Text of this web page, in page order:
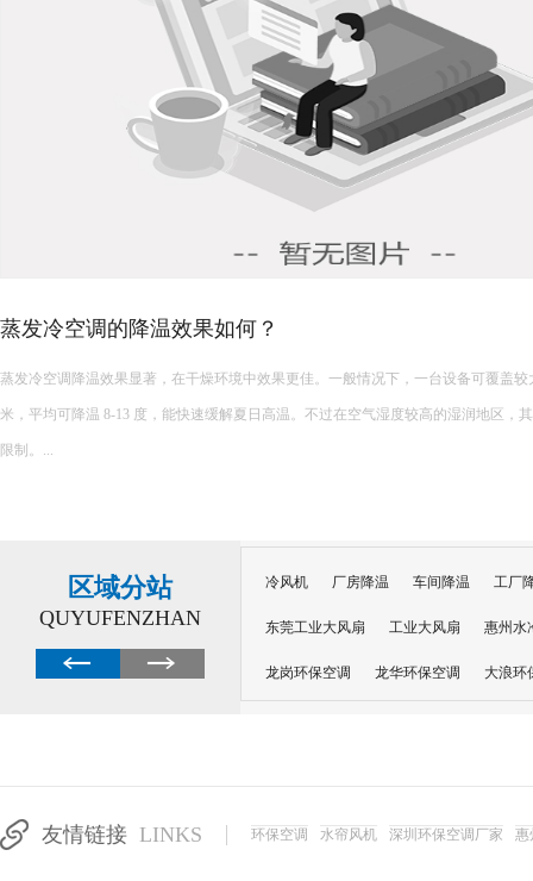
蒸发冷空调的降温效果如何？
蒸发冷空调降温效果显著，在干燥环境中效果更佳。一般情况下，一台设备可覆盖较
米，平均可降温 8-13 度，能快速缓解夏日高温。不过在空气湿度较高的湿润地区，
限制。...
区域分站
QUYUFENZHAN
冷风机 厂房降温 车间降温 工厂
东莞工业大风扇 工业大风扇 惠州水
龙岗环保空调 龙华环保空调 大浪环
友情链接 LINKS 环保空调 水帘风机 深圳环保空调厂家 惠